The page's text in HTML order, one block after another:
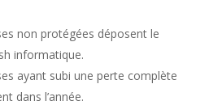
non protégées déposent le
informatique.
ayant subi une perte complète
dans l’année.